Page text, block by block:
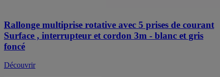
Rallonge multiprise rotative avec 5 prises de courant
Surface , interrupteur et cordon 3m - blanc et gris
foncé
Découvrir